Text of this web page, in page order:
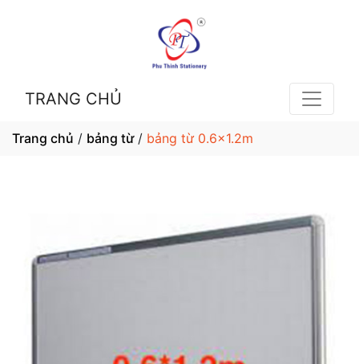
TRANG CHỦ
Trang chủ / bảng từ/ bảng từ 0.6x1.2m